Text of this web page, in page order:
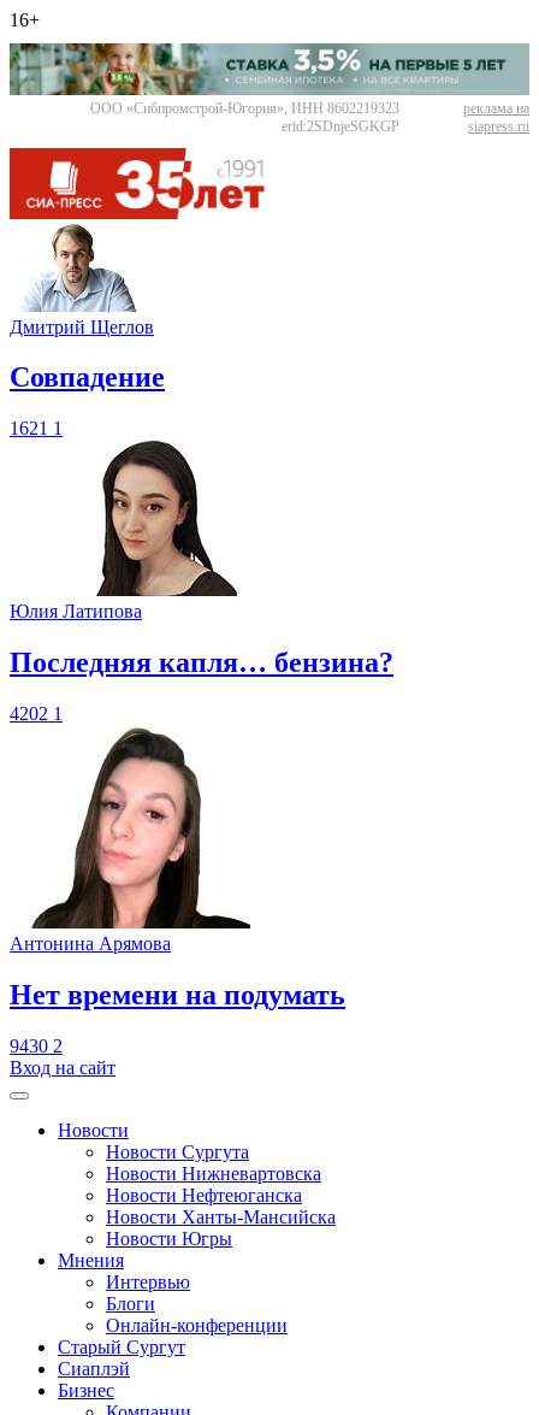
16+
ООО «Сибпромстрой-Югория», ИНН 8602219323
erid:2SDnjeSGKGP
реклама на
siapress.ru
Дмитрий Щеглов
​Совпадение
1621 1
Юлия Латипова
​Последняя капля… бензина?
4202 1
Антонина Арямова
​Нет времени на подумать
9430 2
Вход на сайт
Новости
Новости Сургута
Новости Нижневартовска
Новости Нефтеюганска
Новости Ханты-Мансийска
Новости Югры
Мнения
Интервью
Блоги
Онлайн-конференции
Старый Сургут
Сиаплэй
Бизнес